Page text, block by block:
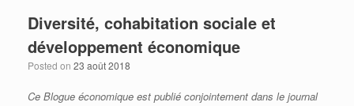
Diversité, cohabitation sociale et
développement économique
Posted on 23 août 2018
Ce Blogue économique est publié conjointement dans le journal